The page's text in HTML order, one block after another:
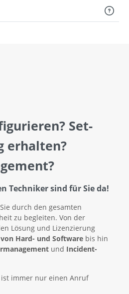
Set-
erhalten?
Techniker sind für Sie da!
durch den gesamten
zu begleiten. Von der
Lösung und Lizenzierung
Hard- und Software bis hin
und Incident-
immer nur einen Anruf